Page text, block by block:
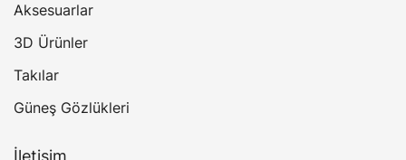
Aksesuarlar
3D Ürünler
Takılar
Güneş Gözlükleri
İletişim